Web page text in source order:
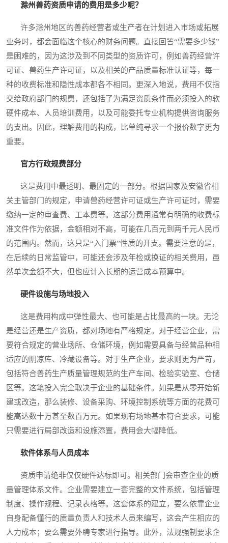
滁州兽药资质申请的费用是多少呢？
许多滁州地区的兽药经营者或生产者在计划进入市场或拓展
业务时，都会面临这个核心的财务问题。直接回答“需要多少钱”
是困难的，因为这涉及到不同类型的资质许可，例如兽药经营许
可证、兽药生产许可证，以及相关的产品质量标准认证等，每一
种的收费标准和隐性成本都各不相同。更深入地说，费用不仅指
交给政府部门的规费，还包括了为满足资质条件而必须投入的软
硬件成本、人员培训费用，以及可能委托专业机构提供咨询服务
的支出。因此，理解费用的构成，比单纯寻求一个报价数字更为
重要。
官方行政规费部分
这是费用中最透明、最固定的一部分。根据国家及安徽省相
关主管部门的规定，申请兽药经营许可证或生产许可证时，需要
缴纳一定的审查费、工本费等。这部分费用通常有明确的收费标
准文件作为依据，金额相对不高，可能在几百元到两千元人民币
的范围内。然而，这只是“入门票”性质的开支。需要注意的是，
在后续的日常监管中，可能还会涉及年检或换证的相关费用，虽
然单次金额不大，但也应计入长期的运营成本预算中。
硬件设施与场地投入
这是费用构成中弹性最大、也可能是占比最高的一块。无论
是经营还是生产资质，都对场地有严格规定。对于经营企业，需
要符合规定的营业场所、仓储环境，例如需要具备与经营品种相
适应的阴凉库、冷藏设备等。对于生产企业，要求则更为严苛，
包括符合兽药生产质量管理规范的生产车间、检验实验室、仓储
区等。这笔投入完全取决于企业的基础条件。如果是从零开始新
建或改造，那么装修、设备采购、环境控制系统等方面的花费可
能高达数十万甚至数百万元。如果现有场地基本符合要求，可能
只需要进行局部改造和设施添置，费用会大幅降低。
软件体系与人员成本
资质申请绝非仅仅硬件达标即可。相关部门会审查企业的质
量管理体系文件。企业需要建立一套完整的文件系统，包括管理
制度、操作规程、记录表格等。这套体系的建立，要么依靠企业
自身配备懂行的质量负责人和技术人员来编写，这会产生相应的
人力成本；要么需要外聘专家进行指导。此外，法规强制要求企